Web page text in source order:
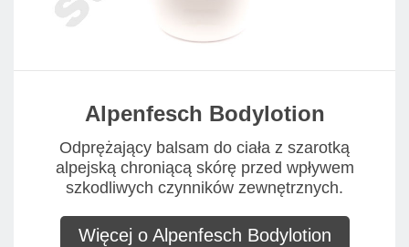
Alpenfesch Bodylotion
Odprężający balsam do ciała z szarotką
alpejską chroniącą skórę przed wpływem
szkodliwych czynników zewnętrznych.
Więcej o Alpenfesch Bodylotion